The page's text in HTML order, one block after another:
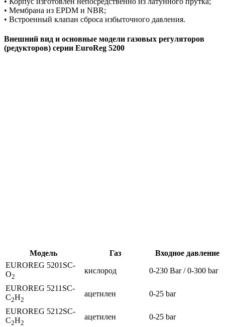
• Мембрана из EPDM и NBR;
• Встроенный клапан сброса избыточного давления.
Внешний вид и основные модели газовых регуляторов
(редукторов) серии EuroReg 5200
Модель Газ
Входное давление
EUROREG 5201SC-
O2
кислород 0-230 Bar / 0-300 bar
EUROREG 5211SC-
C2H2
ацетилен 0-25 bar
EUROREG 5212SC-
C2H2
ацетилен 0-25 bar